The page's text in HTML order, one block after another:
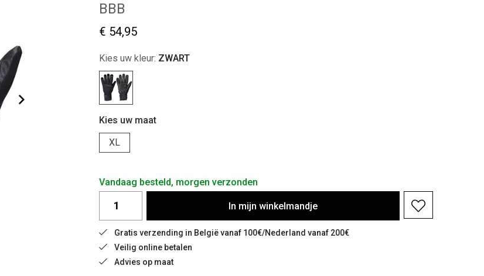
BBB
€ 54,95
Kies uw kleur: ZWART
Kies uw maat
XL
Vandaag besteld, morgen verzonden
In mijn winkelmandje
Gratis verzending in België vanaf 100€/Nederland vanaf 200€
Veilig online betalen
Advies op maat